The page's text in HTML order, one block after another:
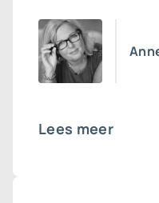
Lees meer